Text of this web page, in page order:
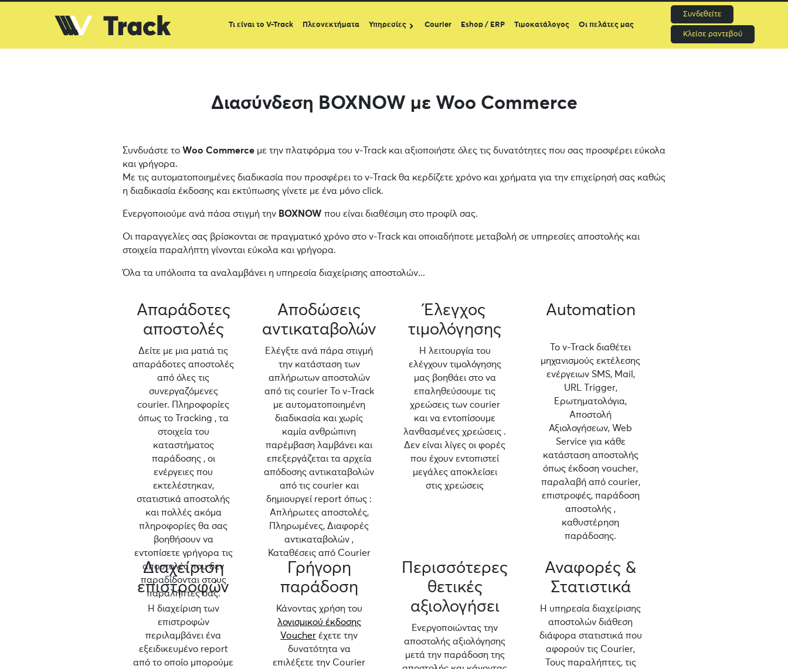
Τι είναι το V-Track Πλεονεκτήματα Υπηρεσίες Courier Eshop / ERP Τιμοκατάλογος Οι πελάτες μας
Συνδεθείτε
Κλείσε ραντεβού
Διασύνδεση BOXNOW με Woo Commerce
Συνδυάστε το Woo Commerce με την πλατφόρμα του v-Track και αξιοποιήστε όλες τις δυνατότητες που σας προσφέρει εύκολα
και γρήγορα.
Με τις αυτοματοποιημένες διαδικασία που προσφέρει το v-Track θα κερδίζετε χρόνο και χρήματα για την επιχείρησή σας καθώς
η διαδικασία έκδοσης και εκτύπωσης γίνετε με ένα μόνο click.
Ενεργοποιούμε ανά πάσα στιγμή την BOXNOW που είναι διαθέσιμη στο προφίλ σας.
Οι παραγγελίες σας βρίσκονται σε πραγματικό χρόνο στο v-Track και οποιαδήποτε μεταβολή σε υπηρεσίες αποστολής και
στοιχεία παραλήπτη γίνονται εύκολα και γρήγορα.
Όλα τα υπόλοιπα τα αναλαμβάνει η υπηρεσία διαχείρισης αποστολών...
Απαράδοτες
αποστολές
Δείτε με μια ματιά τις
απαράδοτες αποστολές
από όλες τις
συνεργαζόμενες
courier. Πληροφορίες
όπως το Tracking , τα
στοιχεία του
καταστήματος
παράδοσης , οι
ενέργειες που
εκτελέστηκαν,
στατιστικά αποστολής
και πολλές ακόμα
πληροφορίες θα σας
βοηθήσουν να
εντοπίσετε γρήγορα τις
αποστολές που δεν
παραδίδονται στους
παραλήπτες σας.
Αποδώσεις
αντικαταβολών
Ελέγξτε ανά πάρα στιγμή
την κατάσταση των
απλήρωτων αποστολών
από τις courier Το v-Track
με αυτοματοποιημένη
διαδικασία και χωρίς
καμία ανθρώπινη
παρέμβαση λαμβάνει και
επεξεργάζεται τα αρχεία
απόδοσης αντικαταβολών
από τις courier και
δημιουργεί report όπως :
Απλήρωτες αποστολές,
Πληρωμένες, Διαφορές
αντικαταβολών ,
Καταθέσεις από Courier
Έλεγχος
τιμολόγησης
Η λειτουργία του
ελέγχουν τιμολόγησης
μας βοηθάει στο να
επαληθεύσουμε τις
χρεώσεις των courier
και να εντοπίσουμε
λανθασμένες χρεώσεις .
Δεν είναι λίγες οι φορές
που έχουν εντοπιστεί
μεγάλες αποκλείσει
στις χρεώσεις
Automation
Το v-Track διαθέτει
μηχανισμούς εκτέλεσης
ενέργειων SMS, Mail,
URL Τrigger,
Ερωτηματολόγια,
Αποστολή
Αξιολογήσεων, Web
Service για κάθε
κατάσταση αποστολής
όπως έκδοση voucher,
παραλαβή από courier,
επιστροφές, παράδοση
αποστολής ,
καθυστέρηση
παράδοσης.
Διαχείριση
επιστροφών
Η διαχείριση των
επιστροφών
περιλαμβάνει ένα
εξειδικευμένο report
από το οποίο μπορούμε
Γρήγορη
παράδοση
Κάνοντας χρήση του
λογισμικού έκδοσης
Voucher έχετε την
δυνατότητα να
επιλέξετε την Courier
Περισσότερες
θετικές
αξιολογήσει
Ενεργοποιώντας την
αποστολής αξιολόγησης
μετά την παράδοση της
Αναφορές &
Στατιστικά
Η υπηρεσία διαχείρισης
αποστολών διάθεση
διάφορα στατιστικά που
αφορούν τις Courier,
Τους παραλήπτες, τις